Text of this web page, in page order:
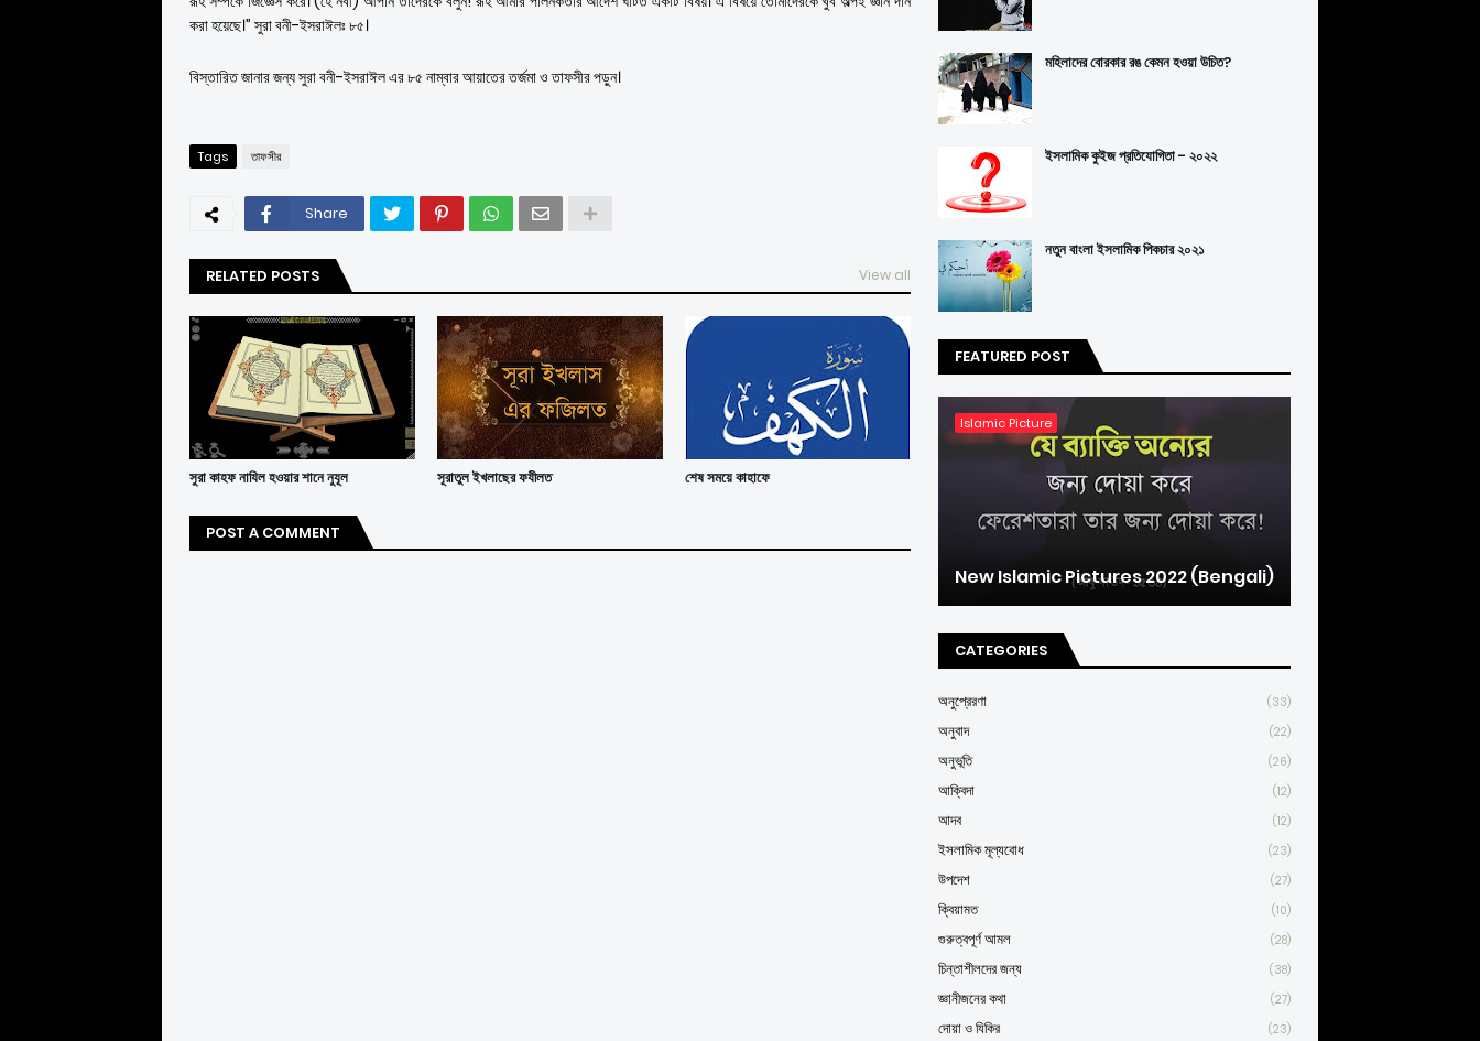
করা হয়েছে।” সুরা বনী-ইসরাঈলঃ ৮৫।
বিস্তারিত জানার জন্য সুরা বনী-ইসরাঈল এর ৮৫ নাম্বার আয়াতের তর্জমা ও তাফসীর পড়ুন।
Tags তাফসীর
Share
RELATED POSTS View all
সুরা কাহফ নাযিল হওয়ার শানে নুযূল সূরাতুল ইখলাছের ফযীলত শেষ সময়ে কাহাফে
POST A COMMENT
মহিলাদের বোরকার রঙ কেমন হওয়া উচিত?
ইসলামিক কুইজ প্রতিযোগিতা - ২০২২
নতুন বাংলা ইসলামিক পিকচার ২০২১
FEATURED POST
Islamic Picture
New Islamic Pictures 2022 (Bengali)
CATEGORIES
অনুপ্রেরণা (33)
অনুবাদ (22)
অনুভূতি (26)
আক্বিদা (12)
আদব (12)
ইসলামিক মূল্যবোধ (23)
উপদেশ (27)
ক্বিয়ামত (10)
গুরুত্বপূর্ণ আমল (28)
চিন্তাশীলদের জন্য (38)
জ্ঞানীজনের কথা (27)
দোয়া ও যিকির (23)